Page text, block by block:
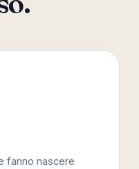
fanno nascere